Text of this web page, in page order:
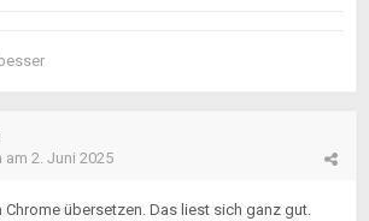
am 2. Juni 2025
Chrome übersetzen. Das liest sich ganz gut.